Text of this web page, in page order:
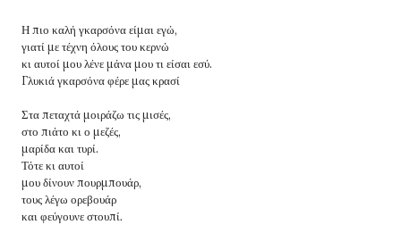
Η πιο καλή γκαρσόνα είμαι εγώ,
γιατί με τέχνη όλους του κερνώ
κι αυτοί μου λένε μάνα μου τι είσαι εσύ.
Γλυκιά γκαρσόνα φέρε μας κρασί
Στα πεταχτά μοιράζω τις μισές,
στο πιάτο κι ο μεζές,
μαρίδα και τυρί.
Τότε κι αυτοί
μου δίνουν πουρμπουάρ,
τους λέγω ορεβουάρ
και φεύγουνε στουπί.